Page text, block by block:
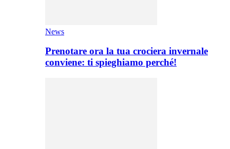
News
Prenotare ora la tua crociera invernale
conviene: ti spieghiamo perché!